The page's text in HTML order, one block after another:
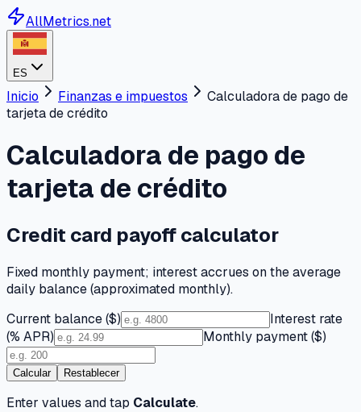
AllMetrics.net
ES
Inicio Finanzas e impuestos
Calculadora de pago de
tarjeta de crédito
Calculadora de pago de
tarjeta de crédito
Credit card payoff calculator
Fixed monthly payment; interest accrues on the average
daily balance (approximated monthly).
Current balance ($)
Interest rate
(% APR)
Monthly payment ($)
Calcular Restablecer
Enter values and tap Calculate.